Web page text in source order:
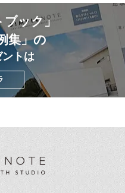
ブック」
集」の
トは